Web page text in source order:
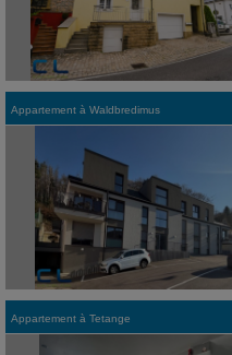
Appartement à Waldbredimus
Appartement à Tetange